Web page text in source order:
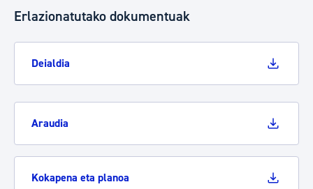
Erlazionatutako dokumentuak
Deialdia
Araudia
Kokapena eta planoa